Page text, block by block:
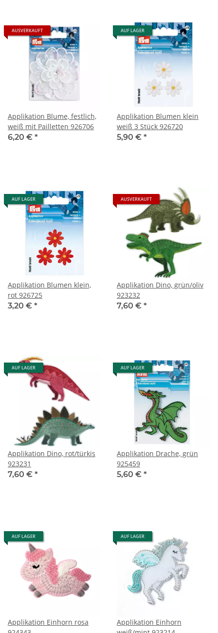
AUSVERKAUFT
Applikation Blume, festlich,
weiß mit Pailletten 926706
6,20 € *
AUF LAGER
Applikation Blumen klein
weiß 3 Stück 926720
5,90 € *
AUF LAGER
Applikation Blumen klein,
rot 926725
3,20 € *
AUSVERKAUFT
Applikation Dino, grün/oliv
923232
7,60 € *
AUF LAGER
Applikation Dino, rot/türkis
923231
7,60 € *
AUF LAGER
Applikation Drache, grün
925459
5,60 € *
AUF LAGER
Applikation Einhorn rosa
AUF LAGER
Applikation Einhorn